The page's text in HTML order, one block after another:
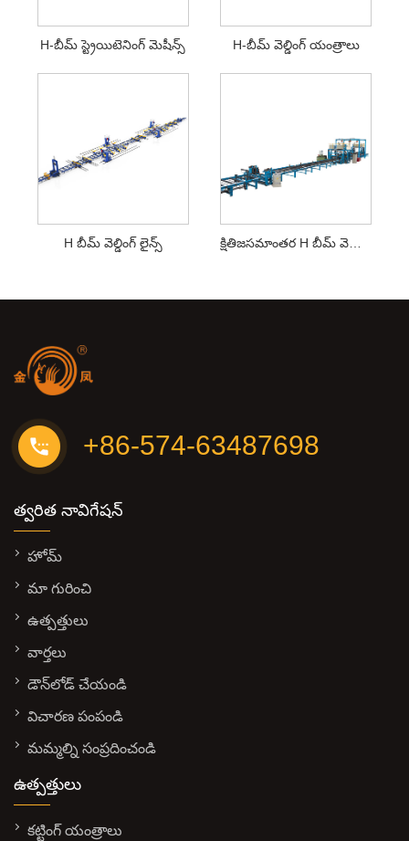
H-బీమ్ స్ట్రెయిటెనింగ్ మెషీన్స్ H-బీమ్ వెల్డింగ్ యంత్రాలు
H బీమ్ వెల్డింగ్ లైన్స్ క్షితిజసమాంతర H బీమ్ వెల్డింగ్ లైన్స్
+86-574-63487698
త్వరిత నావిగేషన్
హోమ్
మా గురించి
ఉత్పత్తులు
వార్తలు
డౌన్‌లోడ్ చేయండి
విచారణ పంపండి
మమ్మల్ని సంప్రదించండి
ఉత్పత్తులు
కట్టింగ్ యంత్రాలు